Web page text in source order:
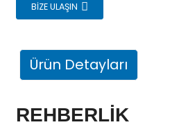
BIZE ULAŞIN
Ürün Detayları
REHBERLİK